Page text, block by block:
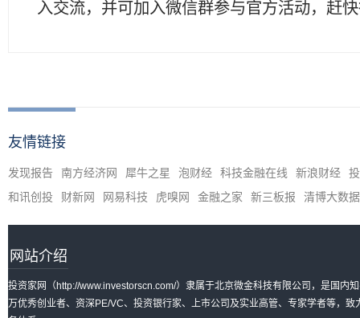
入交流，并可加入微信群参与官方活动，赶
友情链接
发现报告 南方经济网 犀牛之星 泡财经 科技金融在线 新浪财经
和讯创投
财新网 网易科技 虎嗅网 金融之家 新三板报 清博大数据
网站介绍
投资家网（http://www.investorscn.com/）隶属于北京微金科技有限公司，是国内
万优秀创业者、资深PE/VC、投资银行家、上市公司及实业高管、专家学者等，